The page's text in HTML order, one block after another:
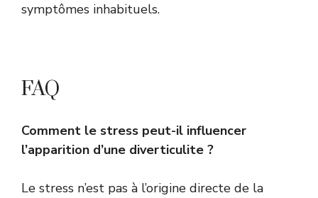
symptômes inhabituels.
FAQ
Comment le stress peut-il influencer
l’apparition d’une diverticulite ?
Le stress n’est pas à l’origine directe de la